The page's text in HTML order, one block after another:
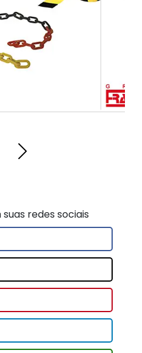
redes sociais